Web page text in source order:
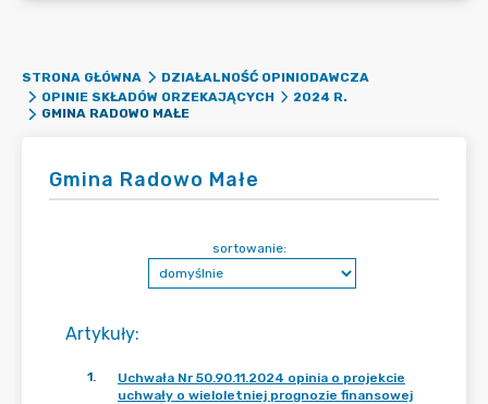
STRONA GŁÓWNA
DZIAŁALNOŚĆ OPINIODAWCZA
OPINIE SKŁADÓW ORZEKAJĄCYCH
2024 R.
GMINA RADOWO MAŁE
Gmina Radowo Małe
Artykuły:
sortowanie:
1.
Uchwała Nr 50.90.11.2024 opinia o projekcie
uchwały o wieloletniej prognozie finansowej